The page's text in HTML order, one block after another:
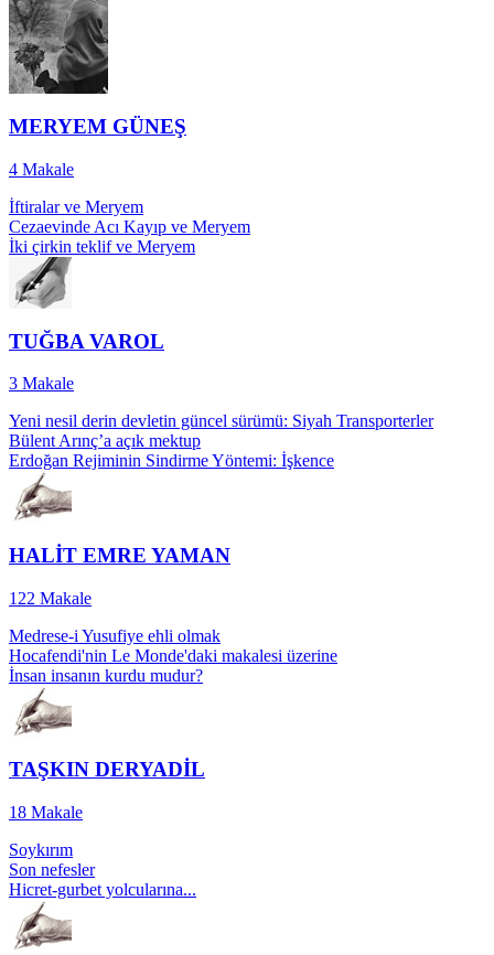
MERYEM GÜNEŞ
4 Makale
İftiralar ve Meryem
Cezaevinde Acı Kayıp ve Meryem
İki çirkin teklif ve Meryem
TUĞBA VAROL
3 Makale
Yeni nesil derin devletin güncel sürümü: Siyah Transporterler
Bülent Arınç’a açık mektup
Erdoğan Rejiminin Sindirme Yöntemi: İşkence
HALİT EMRE YAMAN
122 Makale
Medrese-i Yusufiye ehli olmak
Hocafendi'nin Le Monde'daki makalesi üzerine
İnsan insanın kurdu mudur?
TAŞKIN DERYADİL
18 Makale
Soykırım
Son nefesler
Hicret-gurbet yolcularına...